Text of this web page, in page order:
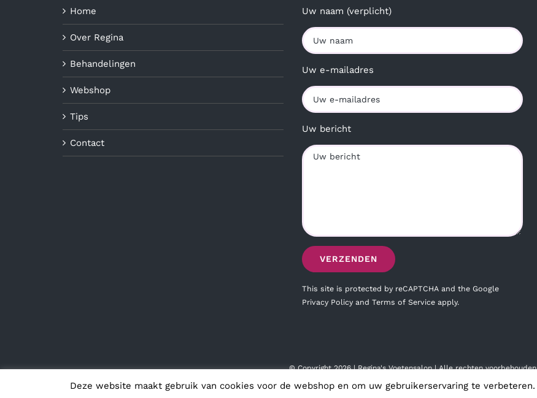
Home
Over Regina
Behandelingen
Webshop
Tips
Contact
Uw naam (verplicht)
Uw e-mailadres
Uw bericht
This site is protected by reCAPTCHA and the Google
Privacy Policy and Terms of Service apply.
© Copyright2026 | Regina's Voetensalon | Alle rechten voorbehouden
Deze website maakt gebruik van cookies voor de webshop en om uw gebruikerservaring te verbeteren.